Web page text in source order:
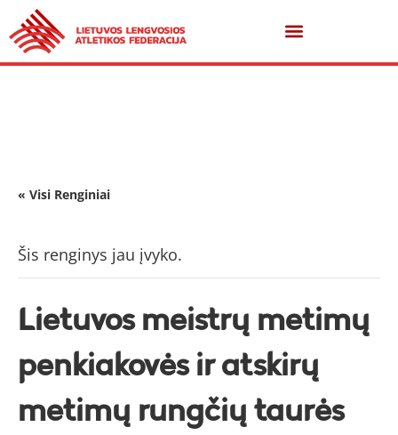
« Visi Renginiai
Šis renginys jau įvyko.
Lietuvos meistrų metimų
penkiakovės ir atskirų
metimų rungčių taurės